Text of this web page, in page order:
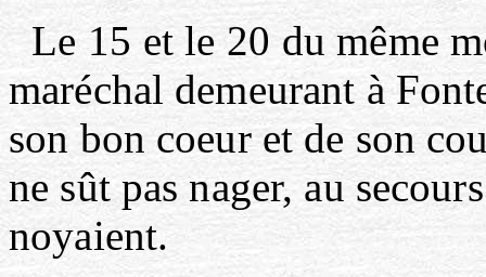
Le15et le20 du même
maréchal demeurant à
son bon coeur et de son
ne sût pas nager, au
noyaient.